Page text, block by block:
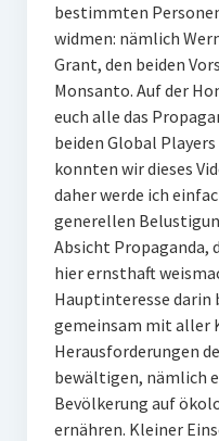
bestimmten
widmen: nämlich
Grant, den beiden
Monsanto. Auf der
euch alle das
beiden Global
konnten wir dieses
daher werde ich
generellen
Absicht Propaganda,
hier ernsthaft
Hauptinteresse
gemeinsam mit aller
Herausforderungen
bewältigen, nämlich
Bevölkerung auf
ernähren. Kleiner